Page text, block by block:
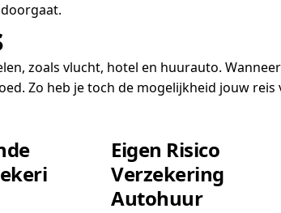
zoals vlucht, hotel en huurauto.
Zo heb je toch de mogelijkheid jouw
Eigen Risico
Verzekering
Autohuur